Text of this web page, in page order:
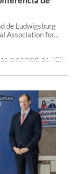
más +
de Ludwigsburg
Association for...
diciembre de 2021